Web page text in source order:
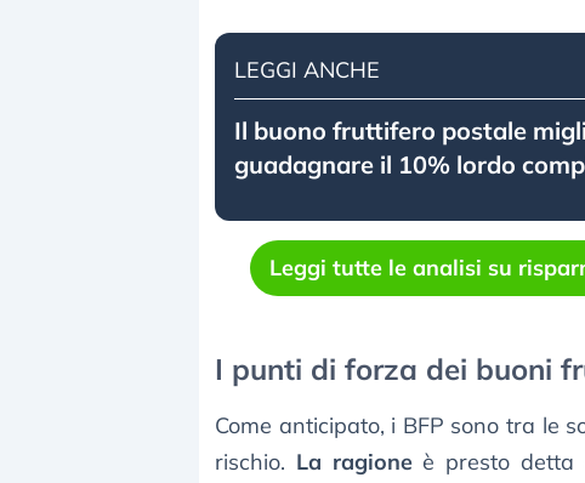
LEGGI ANCHE
Il buono fruttifero postale
guadagnare il 10% lordo
Leggi tutte le analisi su
I punti di forza dei buoni
Come anticipato, i BFP sono tra le
rischio. La ragioneè presto detta